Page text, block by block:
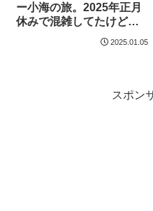
ー小海の旅。2025年正月
休みで混雑してたけどリ
フト待ち無しで滑りまく
り。ケーキも美味しくて
2025.01.05
スポン